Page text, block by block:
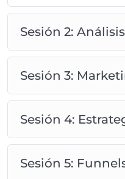
Sesión 2:
Sesión 3:
Sesión 4:
Sesión 5: